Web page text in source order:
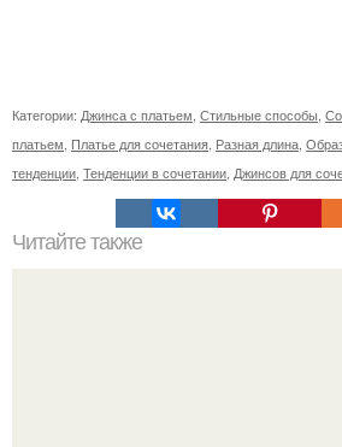
Категории: Джинса с платьем Стильные способы
платьем Платье для сочетания Разная длина
тенденции Тенденции в сочетании Джинсов для
Читайте также